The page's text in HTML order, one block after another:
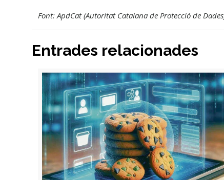
Font: ApdCat (Autoritat Catalana de Protecció de
Entrades relacionades